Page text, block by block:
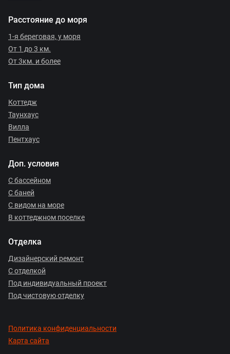
Расстояние до моря
1-я береговая, у моря
От 1 до 3 км.
От 3км. и более
Тип дома
Коттедж
Таунхаус
Вилла
Пентхаус
Доп. условия
С бассейном
С баней
С видом на море
В коттеджном поселке
Отделка
Дизайнерский ремонт
С отделкой
Под индивидуальный проект
Под чистовую отделку
Политика конфиденциальности
Карта сайта